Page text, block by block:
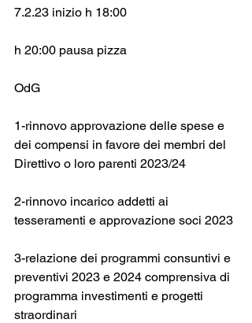
7.2.23 inizio h 18:00
h 20:00 pausa pizza
OdG
1-rinnovo approvazione delle spese e
dei compensi in favore dei membri del
Direttivo o loro parenti 2023/24
2-rinnovo incarico addetti ai
tesseramenti e approvazione soci 2023
3-relazione dei programmi consuntivi e
preventivi 2023 e 2024 comprensiva di
programma investimenti e progetti
straordinari